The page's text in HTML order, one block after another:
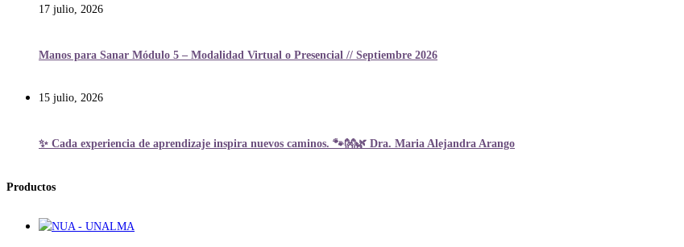
17 julio, 2026
Manos para Sanar Módulo 5 – Modalidad Virtual o Presencial // Septiembre 2026
15 julio, 2026
✨ Cada experiencia de aprendizaje inspira nuevos caminos. 🐾👐🌿 Dra. Maria Alejandra Arango
Productos